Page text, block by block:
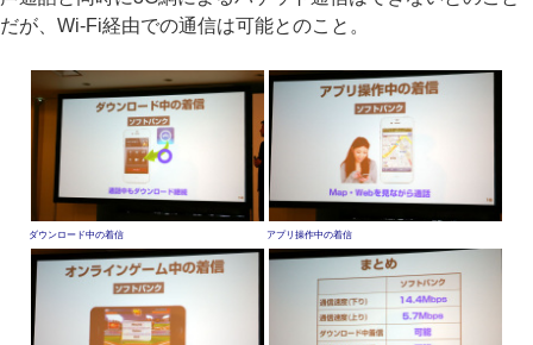
だが、Wi-Fi経由での通信は可能とのこと。
ダウンロード中の着信 アプリ操作中の着信